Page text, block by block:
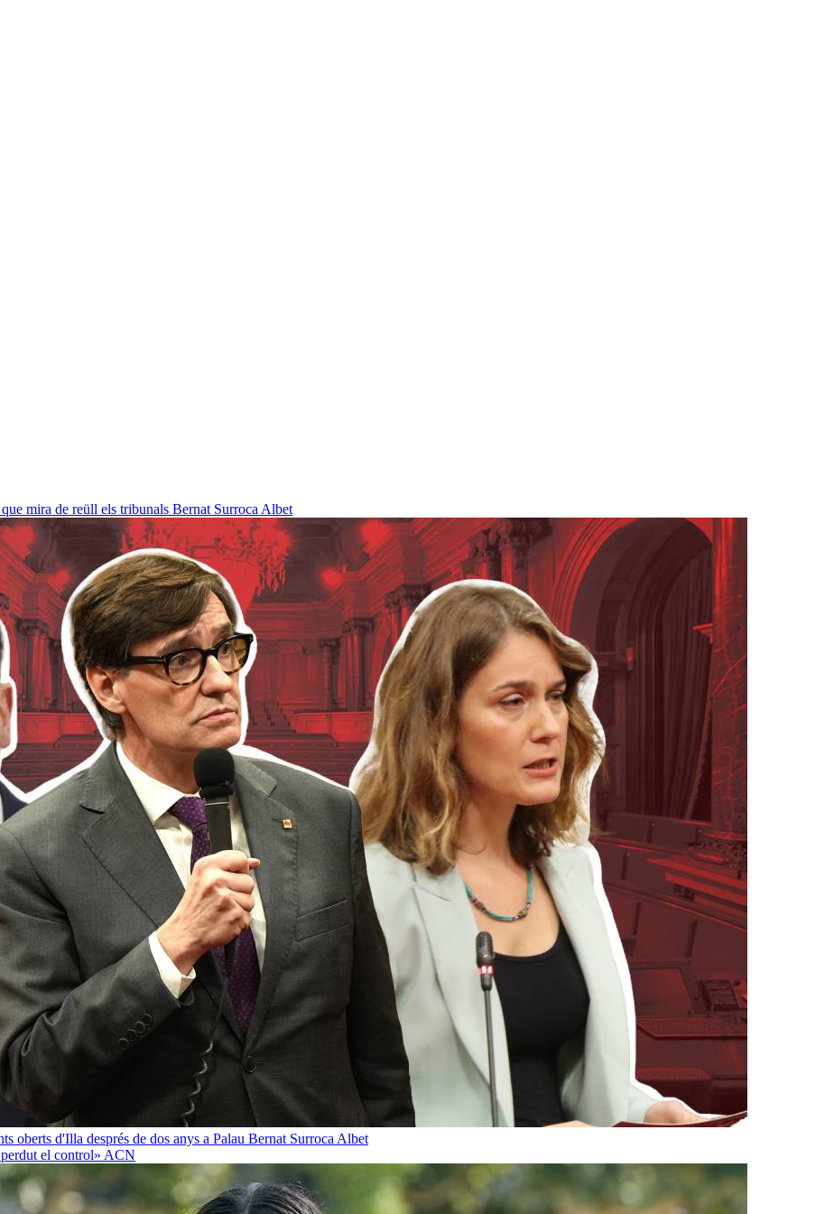
mira de reüll els tribunals Bernat Surroca Albet
oberts d'Illa després de dos anys a Palau Bernat Surroca Albet
el control» ACN